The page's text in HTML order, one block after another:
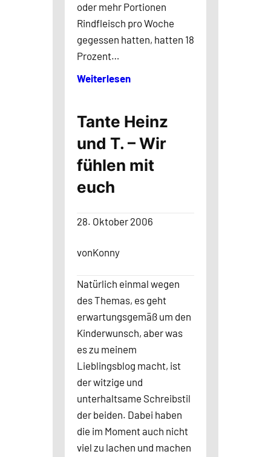
oder mehr Portionen
Rindfleisch pro Woche
gegessen hatten, hatten 18
Prozent…
Weiterlesen
Tante Heinz
und T. – Wir
fühlen mit
euch
28. Oktober 2006
vonKonny
Natürlich einmal wegen
des Themas, es geht
erwartungsgemäß um den
Kinderwunsch, aber was
es zu meinem
Lieblingsblog macht, ist
der witzige und
unterhaltsame Schreibstil
der beiden. Dabei haben
die im Moment auch nicht
viel zu lachen und machen